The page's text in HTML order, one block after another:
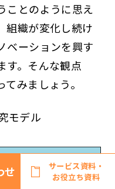
ことのように思え
組織が変化し続け
ベーションを興す
す。そんな観点
みましょう。
モデル
せ
サービス資料・
お役立ち資料